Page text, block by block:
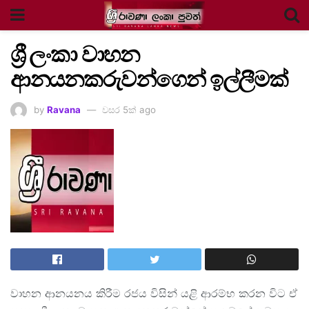
ශ්‍රී ලංකා වාහන
ආනයනකරුවන්ගෙන් ඉල්ලීමක්
by Ravana වසර 5ක් ago
වාහන ආනයනය කිරීම රජය විසින් යළි ආරම්භ කරන විට ඒ